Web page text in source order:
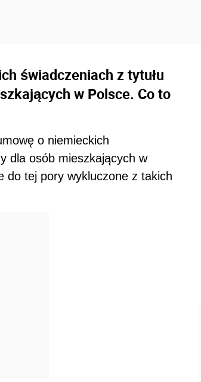
świadczeniach z tytułu
w Polsce. Co to
o niemieckich
dla osób mieszkających w
do tej pory wykluczone z takich